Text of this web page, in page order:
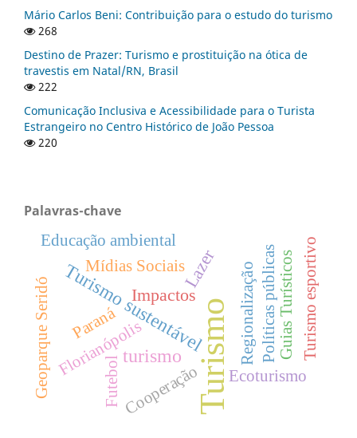
Mário Carlos Beni: Contribuição para o estudo do turismo
268
Destino de Prazer: Turismo e prostituição na ótica de
travestis em Natal/RN, Brasil
222
Comunicação Inclusiva e Acessibilidade para o Turista
Estrangeiro no Centro Histórico de João Pessoa
220
Palavras-chave
Turismo
Turismo sustentável
turismo
Impactos
Lazer
Ecoturismo
Florianópolis
Mídias Sociais Políticas públicas
Regionalização
Paraná Guias TurísticosTurismo esportivo
Futebol
Educação ambiental
Geoparque Seridó Cooperação